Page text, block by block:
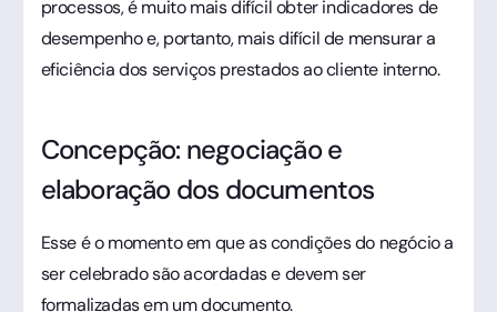
processos, é muito mais difícil obter indicadores de
desempenho e, portanto, mais difícil de mensurar a
eficiência dos serviços prestados ao cliente interno.
Concepção: negociação e
elaboração dos documentos
Esse é o momento em que as condições do negócio a
ser celebrado são acordadas e devem ser
formalizadas em um documento.